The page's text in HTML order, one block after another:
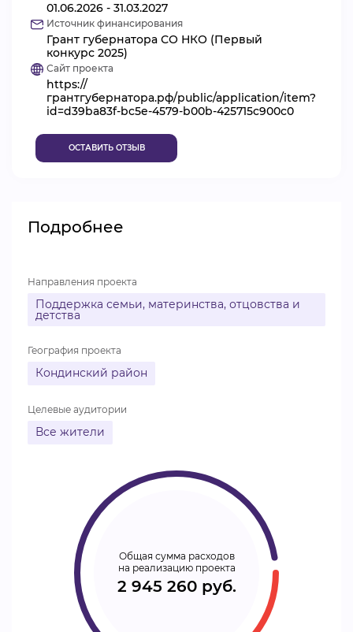
АНАЛИТИКА
БАЗА ЗНАНИЙ
ВИДЕОКУРСЫ
01.06.2026 - 31.03.2027
Источник финансирования
Грант губернатора СО НКО (Первый
конкурс 2025)
Сайт проекта
https://
грантгубернатора.рф/public/application/item?
id=d39ba83f-bc5e-4579-b00b-425715c900c0
ОСТАВИТЬ ОТЗЫВ
Подробнее
Направления проекта
Поддержка семьи, материнства, отцовства и
детства
География проекта
Кондинский район
Целевые аудитории
Все жители
Общая сумма расходов
на реализацию проекта
2 945 260 руб.